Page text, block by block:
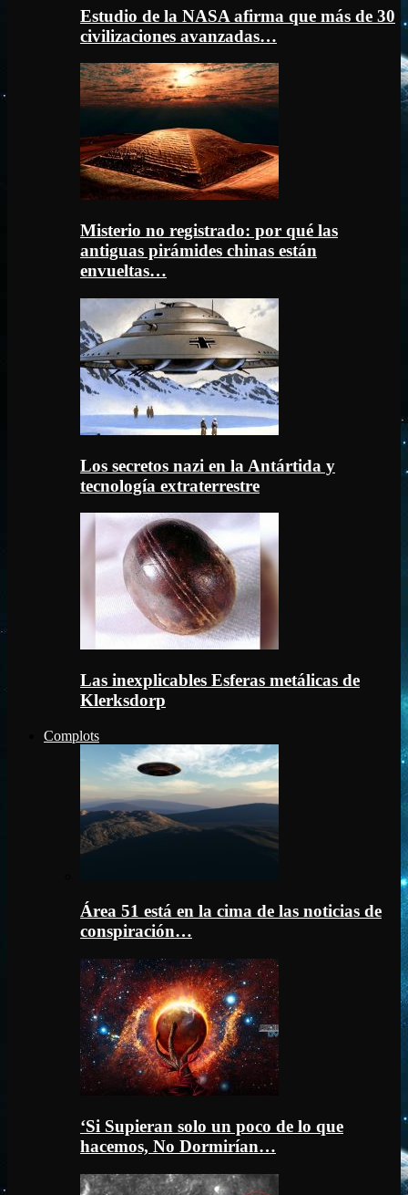
Estudio de la NASA afirma que más de 30
civilizaciones avanzadas…
Misterio no registrado: por qué las
antiguas pirámides chinas están
envueltas…
Los secretos nazi en la Antártida y
tecnología extraterrestre
Las inexplicables Esferas metálicas de
Klerksdorp
Complots
Área 51 está en la cima de las noticias de
conspiración…
‘Si Supieran solo un poco de lo que
hacemos, No Dormirían…